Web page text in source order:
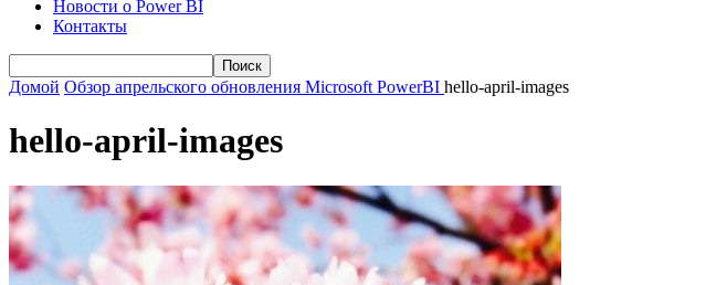
Новости о Power BI
Контакты
Домой Обзор апрельского обновления Microsoft PowerBI hello-april-images
hello-april-images